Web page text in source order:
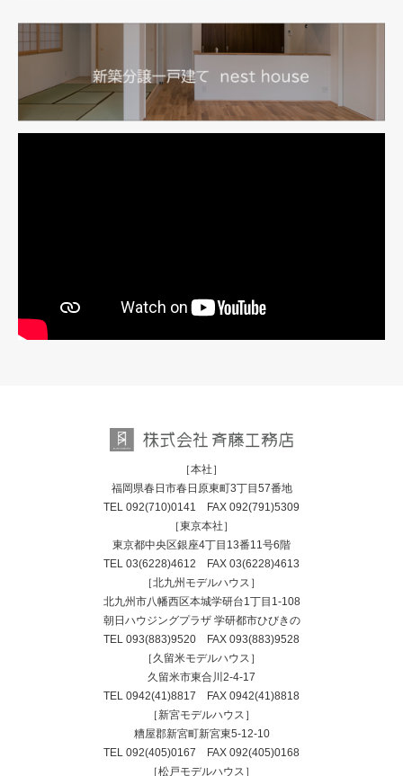
［本社］
福岡県春日市春日原東町3丁目57番地
TEL 092(710)0141 FAX 092(791)5309
［東京本社］
東京都中央区銀座4丁目13番11号6階
TEL 03(6228)4612 FAX 03(6228)4613
［北九州モデルハウス］
北九州市八幡西区本城学研台1丁目1-108
朝日ハウジングプラザ 学研都市ひびきの
TEL 093(883)9520 FAX 093(883)9528
［久留米モデルハウス］
久留米市東合川2-4-17
TEL 0942(41)8817 FAX 0942(41)8818
［新宮モデルハウス］
糟屋郡新宮町新宮東5-12-10
TEL 092(405)0167 FAX 092(405)0168
［松戸モデルハウス］